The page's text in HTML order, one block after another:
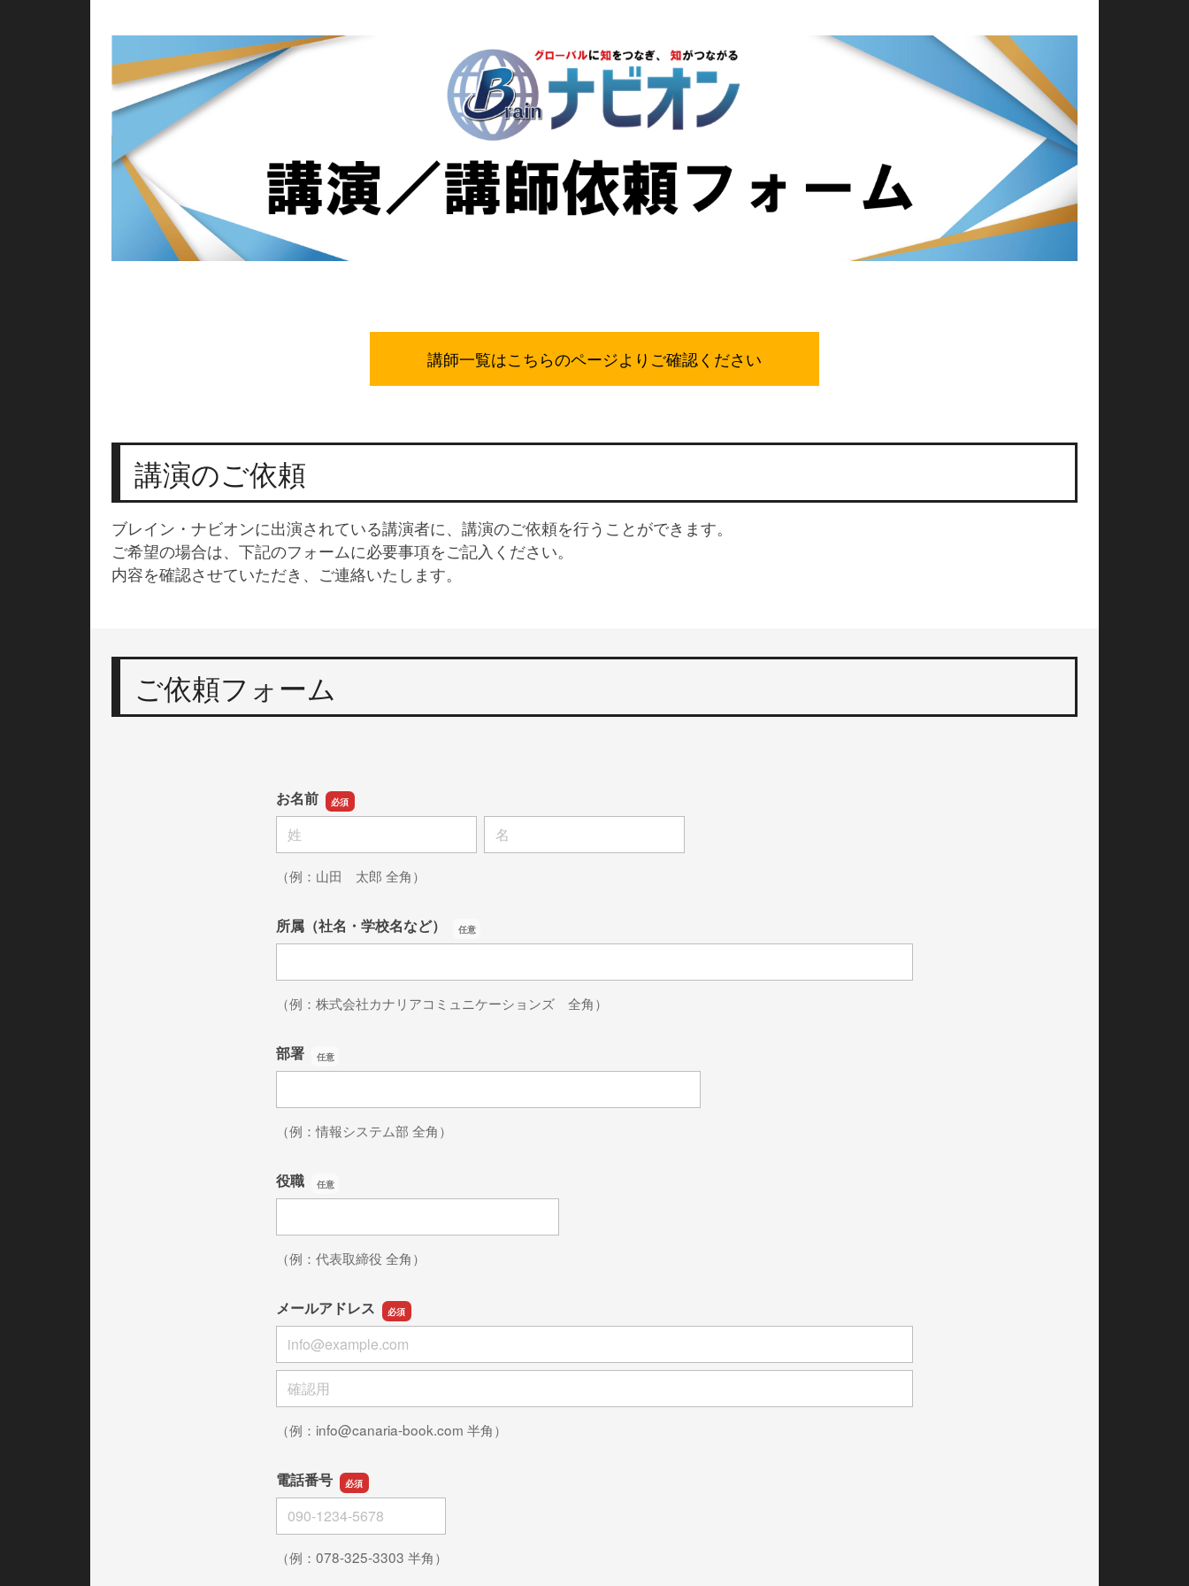
講師一覧はこちらのページよりご確認ください
講演のご依頼
ブレイン・ナビオンに出演されている講演者に、講演のご依頼を行うことができます。
ご希望の場合は、下記のフォームに必要事項をご記入ください。
内容を確認させていただき、ご連絡いたします。
ご依頼フォーム
お名前
名前の姓
名前の名
（例：山田 太郎 全角）
所属（社名・学校名など）
（例：株式会社カナリアコミュニケーションズ 全角）
部署
（例：情報システム部 全角）
役職
（例：代表取締役 全角）
メールアドレス
メールアドレス
メールアドレスの確認用
（例：info@canaria-book.com 半角）
電話番号
電話番号
（例：078-325-3303 半角）